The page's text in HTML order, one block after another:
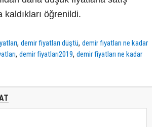
öğrenildi.
,demir fiyatları düştü,demir fiyatları ne kadar
, demir fiyatları2019, demir fiyatları ne kadar